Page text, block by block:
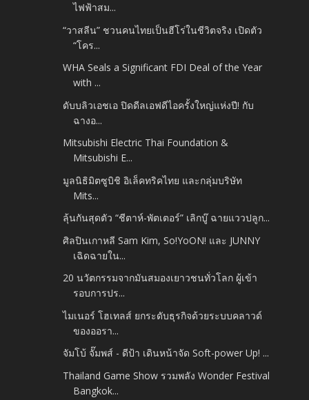
ไฟฟ้าสม...
“วาสลีน” ชวนคนไทยเป็นฮีโร่ในชีวิตจริง เปิดตัว
“โคร...
WHA Seals a Significant FDI Deal of the Year
with ...
ดับบลิวเอชเอ ปิดดีลเอฟดีไอครั้งใหญ่แห่งปี! กับ
ฉางอ...
Mitsubishi Electric Thai Foundation &
Mitsubishi E...
มูลนิธิมิตซูบิชิ อิเล็คทริคไทย และกลุ่มบริษัท
Mits...
ลุ้นกันสุดตัว “ชีตาห์-พัตเตอร์” เลิกบู๊ ฉายแววปลูก...
ศิลปินเกาหลี Sam Kim, So!YoON! และ JUNNY
เฉิดฉายใน...
20 นวัตกรรมจากมันสมองเยาวชนทั่วโลก ผู้เข้า
รอบการปร...
ไมเนอร์ โฮเทลส์ ยกระดับธุรกิจด้วยระบบคลาวด์
ของออรา...
จัมโบ้ จั๊มพส์ - ดีป้า เดินหน้าจัด Soft-power Up! ...
Thailand Game Show รวมพลัง Wonder Festival
Bangkok...